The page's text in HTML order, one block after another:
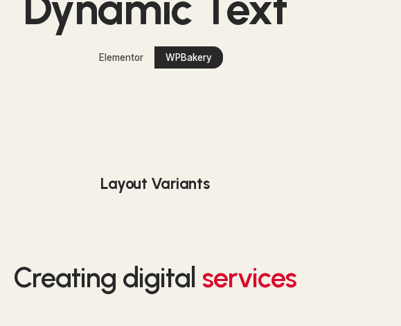
WPBakery
Elementor
Layout Variants
Creating digital services